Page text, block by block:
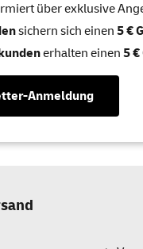
über exklusive
sichern sich einen 5 €
erhalten einen 5
Anmeldung